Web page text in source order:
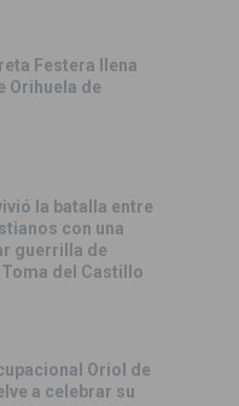
Festera llena
Orihuela de
la batalla entre
con una
guerrilla de
del Castillo
Oriol de
a celebrar su